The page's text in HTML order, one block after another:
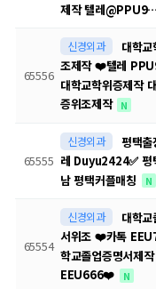
제작 텔레@PPU9…
65556
신경외과
대학교
조제작 ❤️텔레
대학교학위증제작
증위조제작 N
65555
신경외과
평택출
레 Duyu2424✅ 평
남 평택커플매칭
N
65554
신경외과
대학교
서위조 ❤️카톡
학교졸업증명서제
EEU666❤️
N